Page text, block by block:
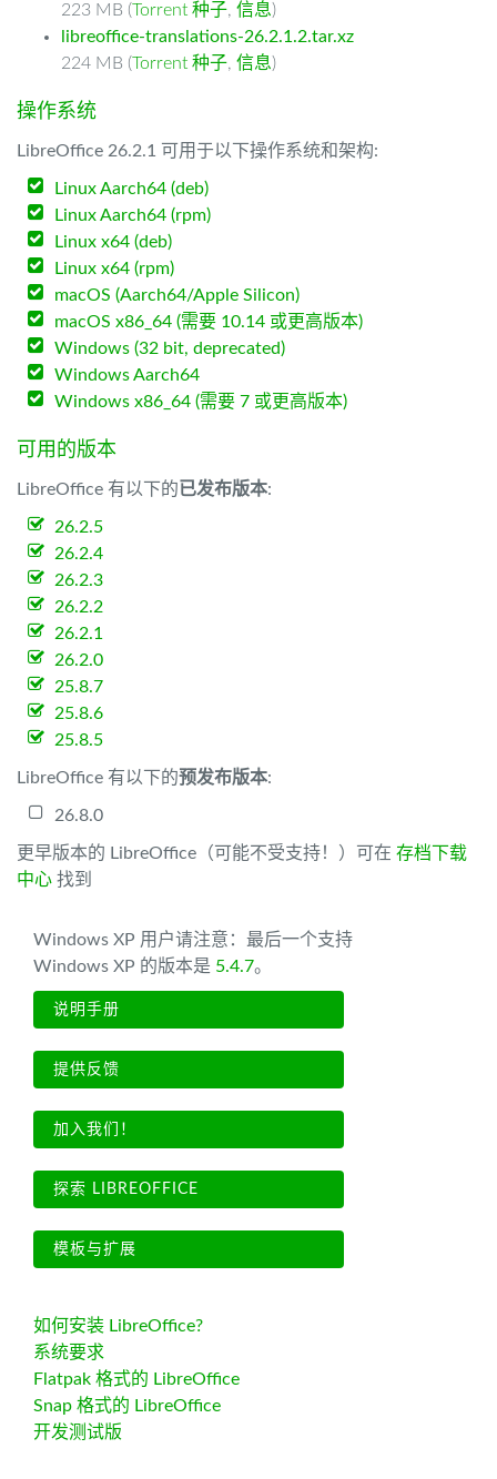
223 MB (Torrent 种子, 信息)
libreoffice-translations-26.2.1.2.tar.xz
224 MB (Torrent 种子, 信息)
操作系统
LibreOffice 26.2.1 可用于以下操作系统和架构:
Linux Aarch64 (deb)
Linux Aarch64 (rpm)
Linux x64 (deb)
Linux x64 (rpm)
macOS (Aarch64/Apple Silicon)
macOS x86_64 (需要 10.14 或更高版本)
Windows (32 bit, deprecated)
Windows Aarch64
Windows x86_64 (需要 7 或更高版本)
可用的版本
LibreOffice 有以下的已发布版本:
26.2.5
26.2.4
26.2.3
26.2.2
26.2.1
26.2.0
25.8.7
25.8.6
25.8.5
LibreOffice 有以下的预发布版本:
26.8.0
更早版本的 LibreOffice（可能不受支持！）可在 存档下载
中心 找到
Windows XP 用户请注意：最后一个支持
Windows XP 的版本是 5.4.7。
说明手册
提供反馈
加入我们！
探索 LIBREOFFICE
模板与扩展
如何安装 LibreOffice?
系统要求
Flatpak 格式的 LibreOffice
Snap 格式的 LibreOffice
开发测试版